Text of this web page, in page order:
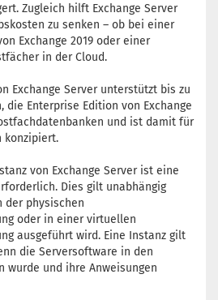
Zugleich hilft Exchange Server
zu senken – ob bei einer
Exchange 2019 oder einer
in der Cloud.
Exchange Server unterstützt bis zu
die Enterprise Edition von Exchange
und ist damit für
konzipiert.
von Exchange Server ist eine
Dies gilt unabhängig
der physischen
oder in einer virtuellen
ausgeführt wird. Eine Instanz gilt
die Serversoftware in den
wurde und ihre Anweisungen